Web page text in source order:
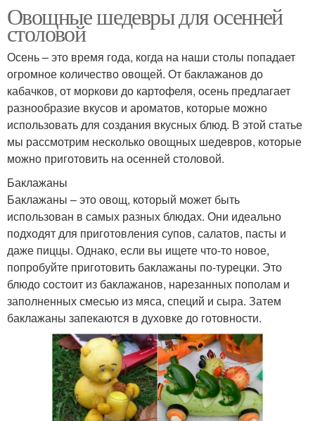
Овощные шедевры для осенней
столовой
Осень – это время года, когда на наши столы попадает
огромное количество овощей. От баклажанов до
кабачков, от моркови до картофеля, осень предлагает
разнообразие вкусов и ароматов, которые можно
использовать для создания вкусных блюд. В этой статье
мы рассмотрим несколько овощных шедевров, которые
можно приготовить на осенней столовой.
Баклажаны
Баклажаны – это овощ, который может быть
использован в самых разных блюдах. Они идеально
подходят для приготовления супов, салатов, пасты и
даже пиццы. Однако, если вы ищете что-то новое,
попробуйте приготовить баклажаны по-турецки. Это
блюдо состоит из баклажанов, нарезанных пополам и
заполненных смесью из мяса, специй и сыра. Затем
баклажаны запекаются в духовке до готовности.